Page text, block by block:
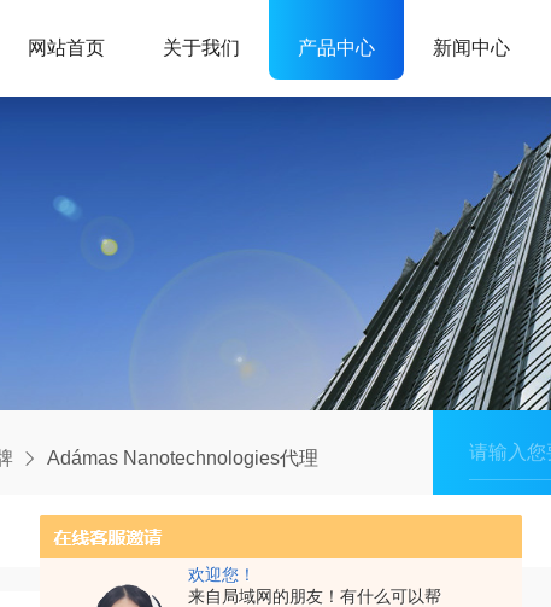
欢迎您！
来自局域网的朋友！有什么可以帮
网站首页 关于我们 产品中心 新闻中心
Adámas Nanotechnologies代理